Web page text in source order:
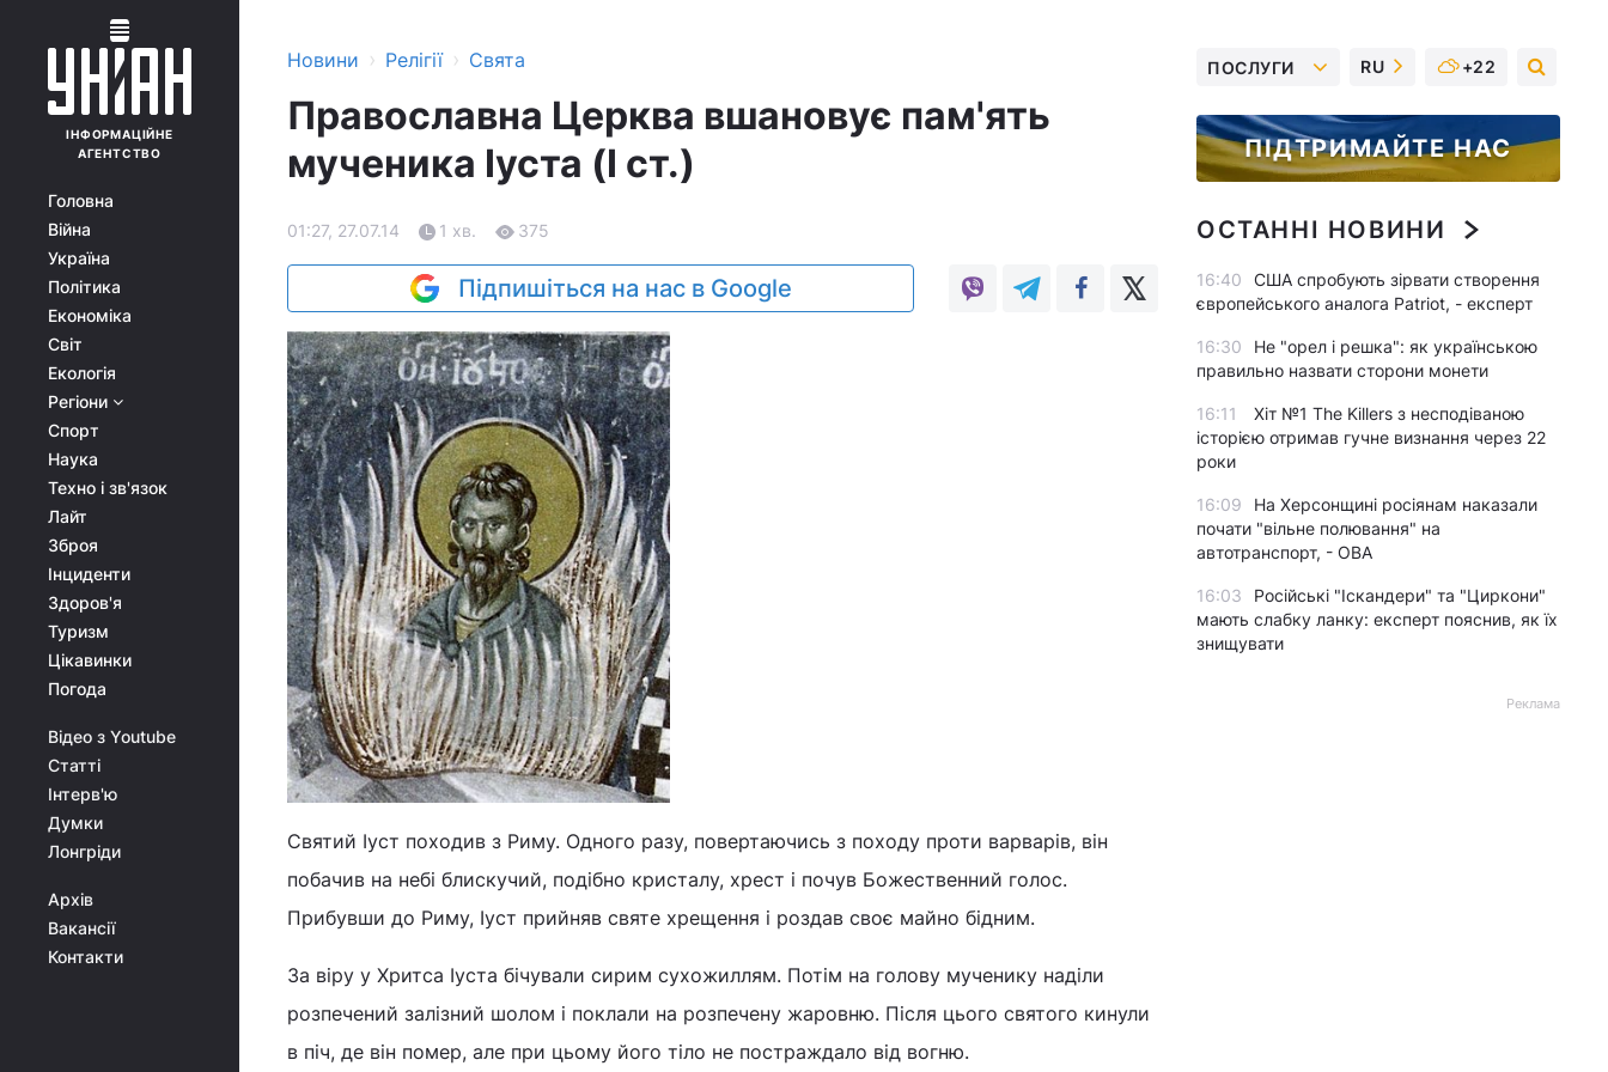
ІНФОРМАЦІЙНЕ
АГЕНТСТВО
Головна
Війна
Україна
Політика
Економіка
Світ
Екологія
Регіони
Спорт
Наука
Техно і зв'язок
Лайт
Зброя
Інциденти
Здоров'я
Туризм
Цікавинки
Погода
Відео з Youtube
Статті
Інтерв'ю
Думки
Лонгріди
Архів
Вакансії
Контакти
Новини › Релігії › Свята
Православна Церква вшановує пам'ять
мученика Іуста (I ст.)
01:27, 27.07.14 1 хв. 375
Підпишіться на нас в Google
Святий Іуст походив з Риму. Одного разу, повертаючись з походу проти варварів, він
побачив на небі блискучий, подібно кристалу, хрест і почув Божественний голос.
Прибувши до Риму, Іуст прийняв святе хрещення і роздав своє майно бідним.
За віру у Хритса Іуста бічували сирим сухожиллям. Потім на голову мученику наділи
розпечений залізний шолом і поклали на розпечену жаровню. Після цього святого кинули
в піч, де він помер, але при цьому його тіло не постраждало від вогню.
ПОСЛУГИ RU +22
ПІДТРИМАЙТЕ НАС
ОСТАННІ НОВИНИ
16:40
США спробують зірвати створення
європейського аналога Patriot, - експерт
16:30
Не "орел і решка": як українською
правильно назвати сторони монети
16:11
Хіт №1 The Killers з несподіваною
історією отримав гучне визнання через 22
роки
16:09
На Херсонщині росіянам наказали
почати "вільне полювання" на
автотранспорт, - ОВА
16:03
Російські "Іскандери" та "Циркони"
мають слабку ланку: експерт пояснив, як їх
знищувати
Реклама